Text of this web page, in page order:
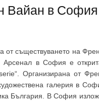
Вайан в София
от съществуването на
Арсенал в София е
Организирана от
галерия в
България. В София